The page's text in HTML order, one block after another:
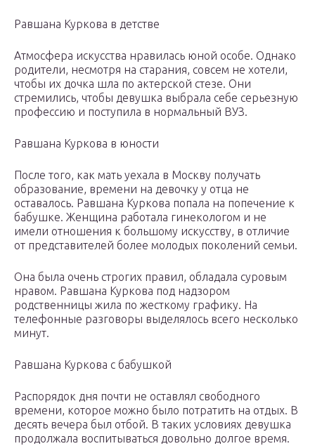
Равшана Куркова в детстве
Атмосфера искусства нравилась юной особе. Однако
родители, несмотря на старания, совсем не хотели,
чтобы их дочка шла по актерской стезе. Они
стремились, чтобы девушка выбрала себе серьезную
профессию и поступила в нормальный ВУЗ.
Равшана Куркова в юности
После того, как мать уехала в Москву получать
образование, времени на девочку у отца не
оставалось. Равшана Куркова попала на попечение к
бабушке. Женщина работала гинекологом и не
имели отношения к большому искусству, в отличие
от представителей более молодых поколений семьи.
Она была очень строгих правил, обладала суровым
нравом. Равшана Куркова под надзором
родственницы жила по жесткому графику. На
телефонные разговоры выделялось всего несколько
минут.
Равшана Куркова с бабушкой
Распорядок дня почти не оставлял свободного
времени, которое можно было потратить на отдых. В
десять вечера был отбой. В таких условиях девушка
продолжала воспитываться довольно долгое время.